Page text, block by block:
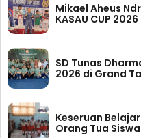
Mikael Aheus
KASAU CUP 2026
SD Tunas
2026 di Grand
Keseruan
Orang Tua